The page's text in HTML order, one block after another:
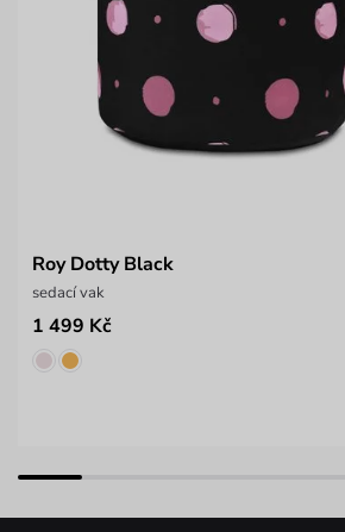
Roy Dotty Black
sedací vak
1 499 Kč